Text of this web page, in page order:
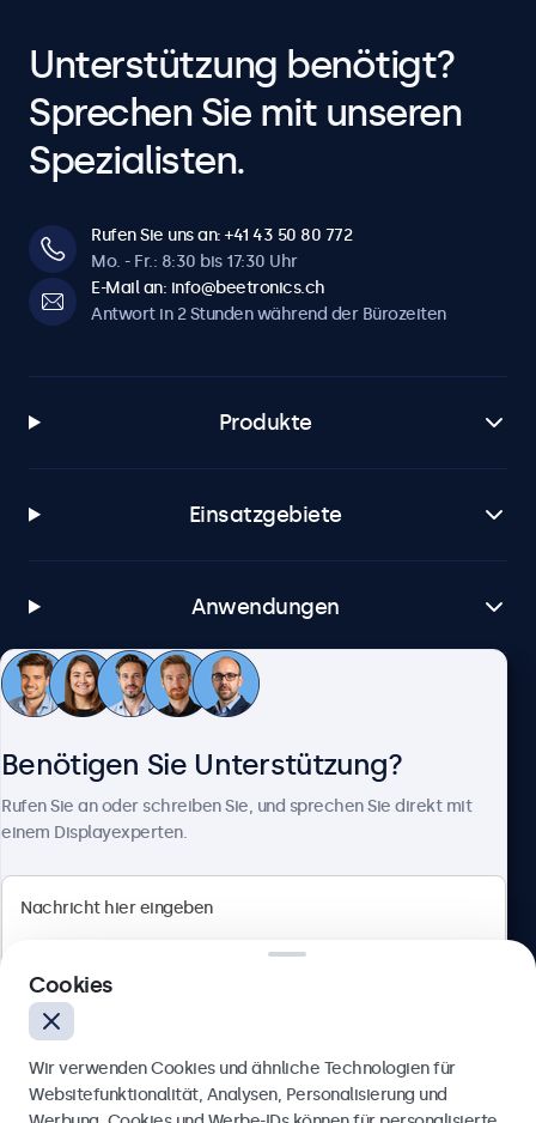
Tastensperre
Bedienknöpfe können blockiert werden.
Auto-An
Automatisch einschalten bei Strom / Signal.
Einstellbare Hintergrundbeleuchtung über Fernbedienung
oder optionalen Dimmer.
Software & Kompatibilität
Windows
Windows Embedded 8 Industry, 8.1 Industry, IoT Enterprise
macOS
alle Linux-Distributionen
Brightsign
alle BrightsignOS-Versionen
alle Samsung-DeX-Versionen
Anschlüsse
HDMI
1x
1x
VGA
USB-C
Unterstützung benötigt?
Sprechen Sie mit unseren
Spezialisten.
Rufen Sie uns an: +41 43 50 80 772
Mo. - Fr.: 8:30 bis 17:30 Uhr
E-Mail an: info@beetronics.ch
Antwort in 2 Stunden während der Bürozeiten
Produkte
Einsatzgebiete
Anwendungen
Kundenservice
Badenerstrasse 549, 8048 Zürich, Schweiz
Deutsch
Benötigen Sie Unterstützung?
Rufen Sie an oder schreiben Sie, und sprechen Sie direkt mit
einem Displayexperten.
Cookies
Wir verwenden Cookies und ähnliche Technologien für
Websitefunktionalität, Analysen, Personalisierung und